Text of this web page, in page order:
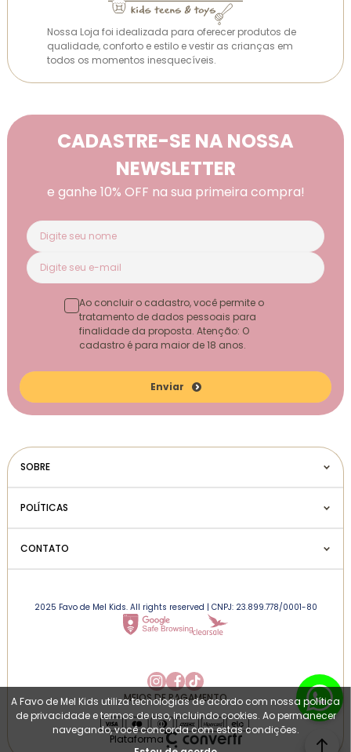
Nossa Loja foi idealizada para oferecer produtos de
qualidade, conforto e estilo e vestir as crianças em
todos os momentos inesquecíveis.
CADASTRE-SE NA NOSSA
NEWSLETTER
e ganhe 10% OFF na sua primeira compra!
Enviar
Ao concluir o cadastro, você permite o
tratamento de dados pessoais para
finalidade da proposta. Atenção: O
cadastro é para maior de 18 anos.
SOBRE
POLÍTICAS
CONTATO
2025 Favo de Mel Kids. All rights reserved | CNPJ: 23.899.778/0001-80
MEIOS DE PAGAMENTO
Plataforma
A Favo de Mel Kids utiliza tecnologias de acordo com nossa política
de privacidade e termos de uso, incluindo cookies. Ao permanecer
navegando, você concorda com estas condições.